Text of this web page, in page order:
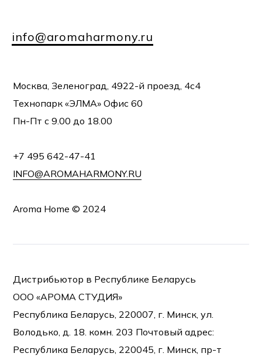
info@aromaharmony.ru
Москва, Зеленоград, 4922-й проезд, 4с4
Технопарк «ЭЛМА» Офис 60
Пн-Пт с 9.00 до 18.00
+7 495 642-47-41
INFO@AROMAHARMONY.RU
Aroma Home © 2024
Дистрибьютор в Республике Беларусь
ООО «АРОМА СТУДИЯ»
Республика Беларусь, 220007, г. Минск, ул.
Володько, д. 18. комн. 203 Почтовый адрес:
Республика Беларусь, 220045, г. Минск, пр-т